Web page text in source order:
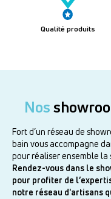
Qualité produits
Nos
Fort d’un réseau de
bain vous accompagne
pour réaliser ensemble la
Rendez-vous dans le
pour profiter de
notre réseau d'artisans